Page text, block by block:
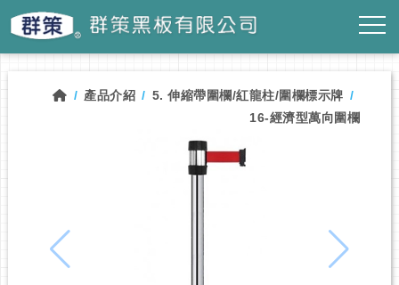
產品介紹
5. 伸縮帶圍欄/紅龍柱/圍欄標示牌
16-經濟型萬向圍欄